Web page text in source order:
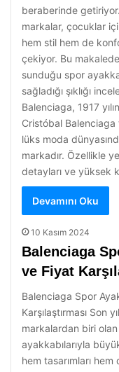
beraberinde
markalar, çocuklar
hem stil hem de
çekiyor. Bu
sunduğu spor
sağladığı şıklığı
Balenciaga, 1917
Cristóbal
lüks moda
markadır. Özellikle
detayları ve yüksek
Devamını Oku
10 Kasım 2024
Balenciaga
ve Fiyat
Balenciaga Spor
Karşılaştırması Son
markalardan biri
ayakkabılarıyla
hem tasarımları